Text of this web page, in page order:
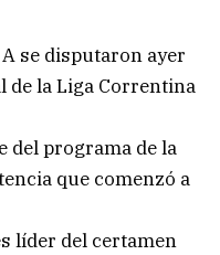
se disputaron ayer
de la Liga Correntina
del programa de la
que comenzó a
líder del certamen